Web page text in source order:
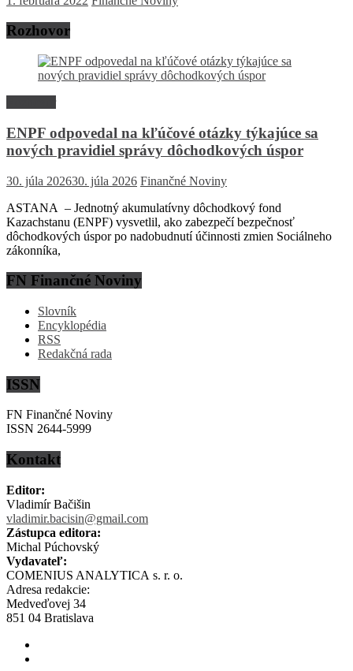
Rozhovor
ENPF odpovedal na kľúčové otázky týkajúce sa
nových pravidiel správy dôchodkových úspor
30. júla 202630. júla 2026 Finančné Noviny
ASTANA – Jednotný akumulatívny dôchodkový fond
Kazachstanu (ENPF) vysvetlil, ako zabezpečí bezpečnosť
dôchodkových úspor po nadobudnutí účinnosti zmien Sociálneho
zákonníka,
FN Finančné Noviny
Slovník
Encyklopédia
RSS
Redakčná rada
ISSN
FN Finančné Noviny
ISSN 2644-5999
Kontakt
Editor:
Vladimír Bačišin
vladimir.bacisin@gmail.com
Zástupca editora:
Michal Púchovský
Vydavateľ:
COMENIUS ANALYTICA s. r. o.
Adresa redakcie:
Medveďovej 34
851 04 Bratislava